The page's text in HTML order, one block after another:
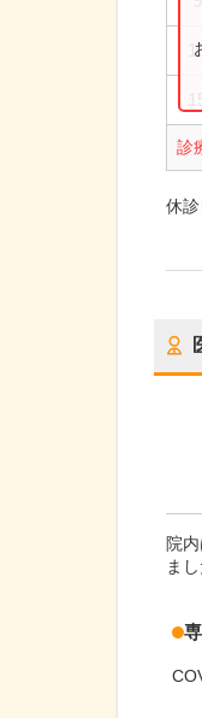
診
休
院
まし